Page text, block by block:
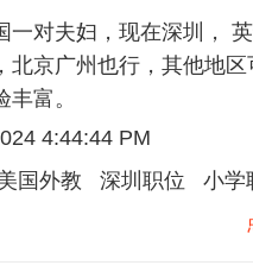
一对夫妇，现在深圳，
北京广州也行，其他地
富。
4:44:44 PM
国外教 深圳职位 小学